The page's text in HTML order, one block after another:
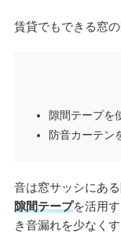
賃貸でもできる窓
隙間テープを
防音カーテン
音は窓サッシにあ
隙間テープを活用
き音漏れを少なく